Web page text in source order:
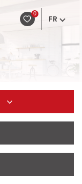
0
FR